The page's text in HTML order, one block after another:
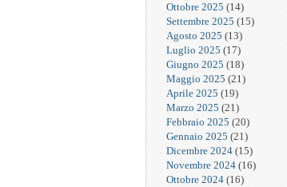
Ottobre 2025 (14)
Settembre 2025 (15)
Agosto 2025 (13)
Luglio 2025 (17)
Giugno 2025 (18)
Maggio 2025 (21)
Aprile 2025 (19)
Marzo 2025 (21)
Febbraio 2025 (20)
Gennaio 2025 (21)
Dicembre 2024 (15)
Novembre 2024 (16)
Ottobre 2024 (16)